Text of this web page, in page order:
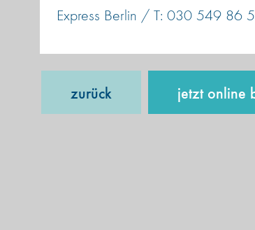
Express Berlin / T: 030 549 86
zurück jetzt online